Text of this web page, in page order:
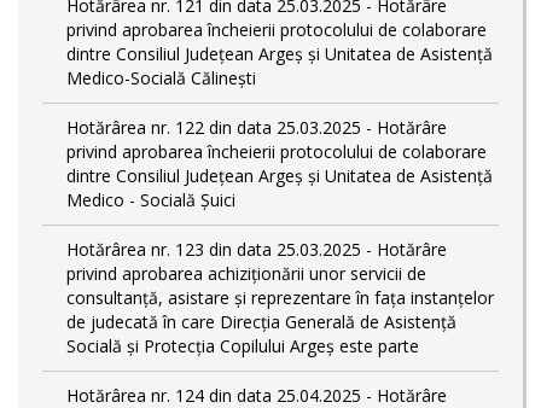
Hotărârea nr. 121 din data 25.03.2025 - Hotărâre
privind aprobarea încheierii protocolului de colaborare
dintre Consiliul Județean Argeș și Unitatea de Asistență
Medico-Socială Călinești
Hotărârea nr. 122 din data 25.03.2025 - Hotărâre
privind aprobarea încheierii protocolului de colaborare
dintre Consiliul Județean Argeș și Unitatea de Asistență
Medico - Socială Șuici
Hotărârea nr. 123 din data 25.03.2025 - Hotărâre
privind aprobarea achiziționării unor servicii de
consultanță, asistare și reprezentare în fața instanțelor
de judecată în care Direcția Generală de Asistență
Socială și Protecția Copilului Argeș este parte
Hotărârea nr. 124 din data 25.04.2025 - Hotărâre